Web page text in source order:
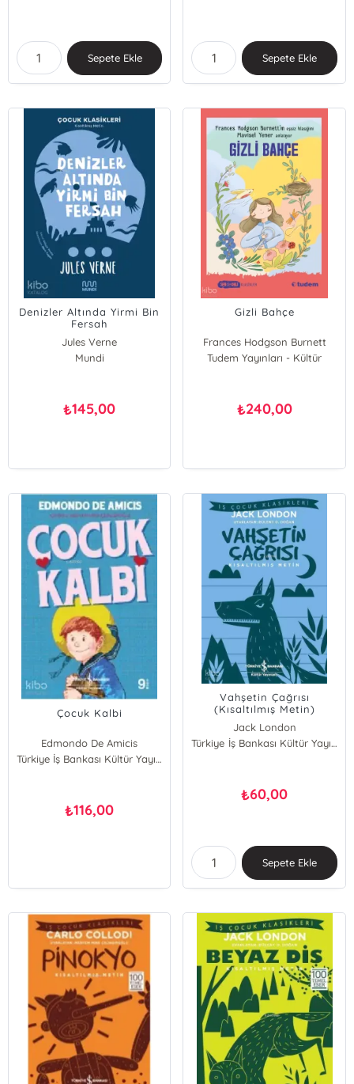
Sepete Ekle Sepete Ekle
Denizler Altında Yirmi Bin
Fersah
Jules Verne
Mundi
₺145,00
Gizli Bahçe
Frances Hodgson Burnett
Tudem Yayınları - Kültür
₺240,00
Çocuk Kalbi
Edmondo De Amicis
Türkiye İş Bankası Kültür Yayınları
₺116,00
Vahşetin Çağrısı
(Kısaltılmış Metin)
Jack London
Türkiye İş Bankası Kültür Yayınları
₺60,00
Sepete Ekle